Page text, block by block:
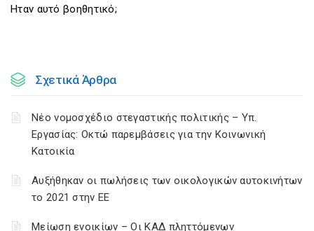
Ηταν αυτό βοηθητικό;
Σχετικά Άρθρα
Νέο νομοσχέδιο στεγαστικής πολιτικής – Υπ.
Εργασίας: Οκτώ παρεμβάσεις για την Κοινωνική
Κατοικία
Αυξήθηκαν οι πωλήσεις των οικολογικών αυτοκινήτων
το 2021 στην ΕΕ
Μείωση ενοικίων – Οι ΚΑΔ πληττόμενων